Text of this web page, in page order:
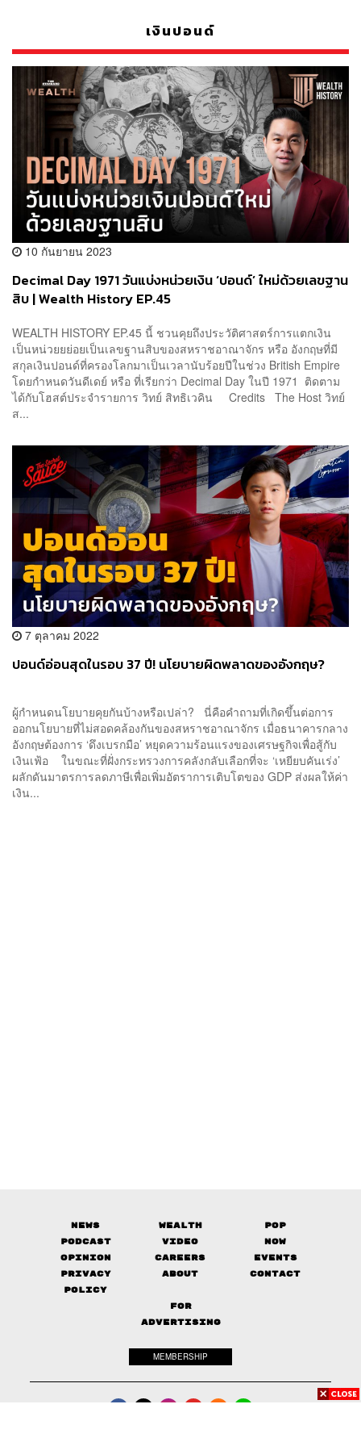
เงินปอนด์
10 กันยายน 2023
Decimal Day 1971 วันแบ่งหน่วยเงิน ‘ปอนด์’ ใหม่ด้วยเลขฐาน
สิบ | Wealth History EP.45
WEALTH HISTORY EP.45 นี้ ชวนคุยถึงประวัติศาสตร์การแตกเงิน
เป็นหน่วยยย่อยเป็นเลขฐานสิบของสหราชอาณาจักร หรือ อังกฤษที่มี
สกุลเงินปอนด์ที่ครองโลกมาเป็นเวลานับร้อยปีในช่วง British Empire
โดยกำหนดวันดีเดย์ หรือ ที่เรียกว่า Decimal Day ในปี 1971 ติดตาม
ได้กับโฮสต์ประจำรายการ วิทย์ สิทธิเวคิน Credits The Host วิทย์
ส...
7 ตุลาคม 2022
ปอนด์อ่อนสุดในรอบ 37 ปี! นโยบายผิดพลาดของอังกฤษ?
ผู้กำหนดนโยบายคุยกันบ้างหรือเปล่า? นี่คือคำถามที่เกิดขึ้นต่อการ
ออกนโยบายที่ไม่สอดคล้องกันของสหราชอาณาจักร เมื่อธนาคารกลาง
อังกฤษต้องการ ‘ดึงเบรกมือ’ หยุดความร้อนแรงของเศรษฐกิจเพื่อสู้กับ
เงินเฟ้อ ในขณะที่ฝั่งกระทรวงการคลังกลับเลือกที่จะ ‘เหยียบคันเร่ง’
ผลักดันมาตรการลดภาษีเพื่อเพิ่มอัตราการเติบโตของ GDP ส่งผลให้ค่า
เงิน...
News Wealth
Pop
Podcast
Video
Now
Opinion
Careers
Events
Privacy
Policy
About Contact
FOR
ADVERTISING
MEMBERSHIP